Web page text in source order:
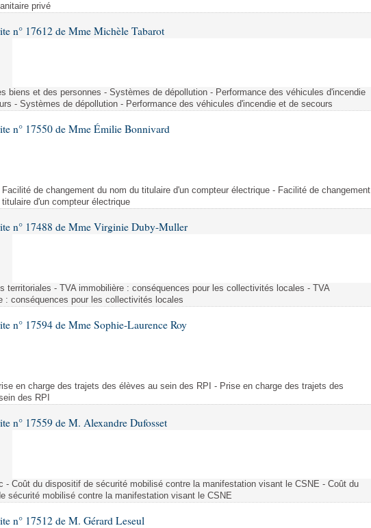
privé
n° 17612 de Mme Michèle Tabarot
biens et des personnes - Systèmes de dépollution - Performance des véhicules d'incendie
- Systèmes de dépollution - Performance des véhicules d'incendie et de secours
n° 17550 de Mme Émilie Bonnivard
Facilité de changement du nom du titulaire d'un compteur électrique - Facilité de changement
d'un compteur électrique
n° 17488 de Mme Virginie Duby-Muller
territoriales - TVA immobilière : conséquences pour les collectivités locales - TVA
: conséquences pour les collectivités locales
n° 17594 de Mme Sophie-Laurence Roy
en charge des trajets des élèves au sein des RPI - Prise en charge des trajets des
des RPI
n° 17559 de M. Alexandre Dufosset
- Coût du dispositif de sécurité mobilisé contre la manifestation visant le CSNE - Coût du
sécurité mobilisé contre la manifestation visant le CSNE
n° 17512 de M. Gérard Leseul